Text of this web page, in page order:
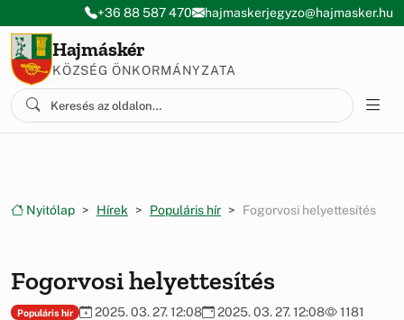
Ugrás a menüre
Ugrás a tartalomra
+36 88 587 470 hajmaskerjegyzo@hajmasker.hu
Hajmáskér
KÖZSÉG ÖNKORMÁNYZATA
Nyitólap Hírek Populáris hír Fogorvosi helyettesítés
Fogorvosi helyettesítés
Populáris hír 2025. 03. 27. 12:08 2025. 03. 27. 12:08 1181